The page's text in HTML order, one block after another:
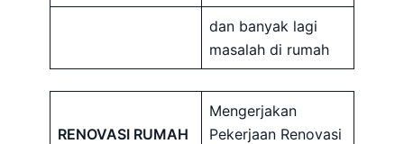
dan banyak lagi
masalah di rumah
RENOVASI RUMAH
Mengerjakan
Pekerjaan Renovasi